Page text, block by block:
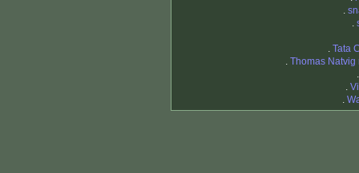
.
.
. Tata
. Thomas Natvig
.
.